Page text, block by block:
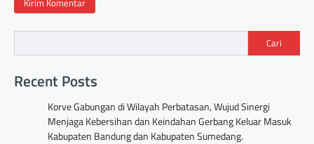
Cari
Recent Posts
Korve Gabungan di Wilayah Perbatasan, Wujud Sinergi
Menjaga Kebersihan dan Keindahan Gerbang Keluar Masuk
Kabupaten Bandung dan Kabupaten Sumedang.